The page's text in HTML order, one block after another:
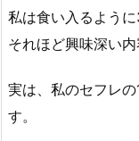
私は食い入るように
それほど興味深い内
実は、私のセフレ
す。